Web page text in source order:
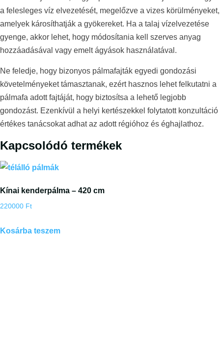
a felesleges víz elvezetését, megelőzve a vizes körülményeket,
amelyek károsíthatják a gyökereket. Ha a talaj vízelvezetése
gyenge, akkor lehet, hogy módosítania kell szerves anyag
hozzáadásával vagy emelt ágyások használatával.
Ne feledje, hogy bizonyos pálmafajták egyedi gondozási
követelményeket támasztanak, ezért hasznos lehet felkutatni a
pálmafa adott fajtáját, hogy biztosítsa a lehető legjobb
gondozást. Ezenkívül a helyi kertészekkel folytatott konzultáció
értékes tanácsokat adhat az adott régióhoz és éghajlathoz.
Kapcsolódó termékek
Kínai kenderpálma – 420 cm
220000 Ft
Kosárba teszem